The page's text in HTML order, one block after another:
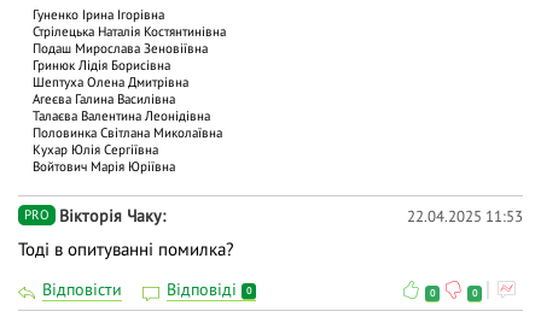
Гуненко Ірина Ігорівна
Стрілецька Наталія Костянтинівна
Подаш Мирослава Зеновіївна
Гринюк Лідія Борисівна
Шептуха Олена Дмитрівна
Агеєва Галина Василівна
Талаєва Валентина Леонідівна
Половинка Світлана Миколаївна
Кухар Юлія Сергіївна
Войтович Марія Юріївна
PRO Вiкторiя Чаку 22.04.2025 11:53
Тоді в опитуванні помилка?
Відповісти Відповіді 0 0 0